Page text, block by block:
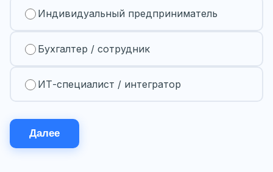
Индивидуальный предприниматель
Бухгалтер / сотрудник
ИТ-специалист / интегратор
Далее